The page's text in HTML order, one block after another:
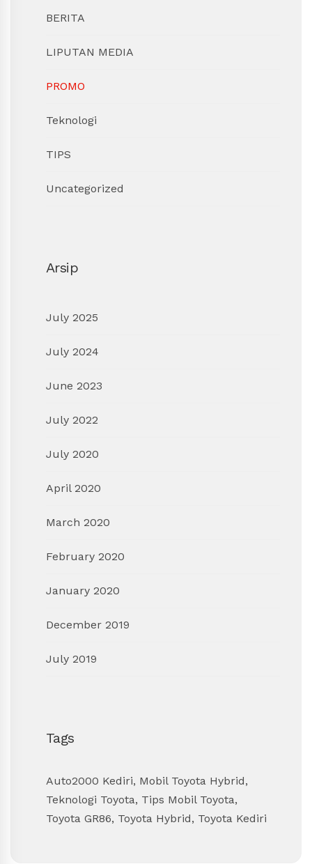
BERITA
LIPUTAN MEDIA
PROMO
Teknologi
TIPS
Uncategorized
Arsip
July 2025
July 2024
June 2023
July 2022
July 2020
April 2020
March 2020
February 2020
January 2020
December 2019
July 2019
Tags
Auto2000 Kediri, Mobil Toyota Hybrid,
Teknologi Toyota, Tips Mobil Toyota,
Toyota GR86, Toyota Hybrid, Toyota Kediri